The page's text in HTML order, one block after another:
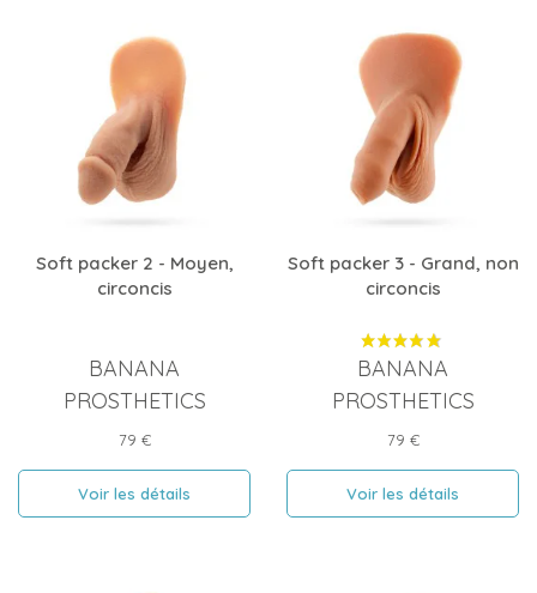
Soft packer 2 - Moyen,
circoncis
BANANA
PROSTHETICS
Prix
79 €
Voir les détails
Soft packer 3 - Grand, non
circoncis
BANANA
PROSTHETICS
Prix
79 €
Voir les détails